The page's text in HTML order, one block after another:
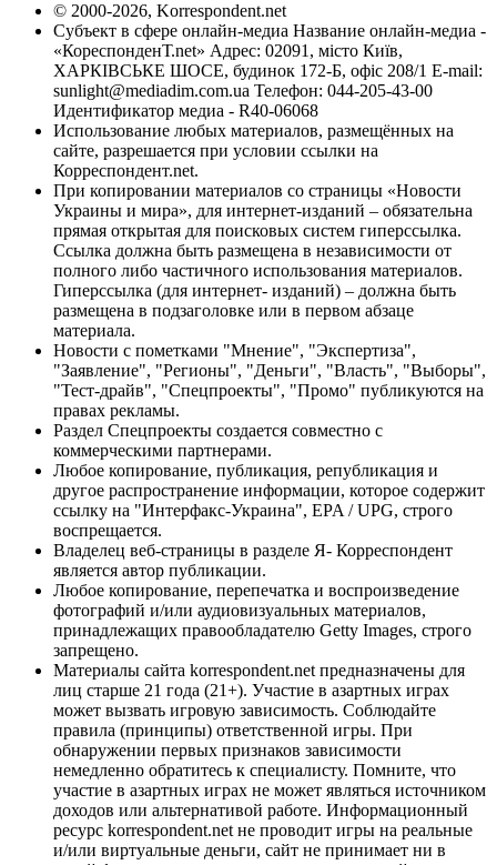
© 2000-2026, Korrespondent.net
Субъект в сфере онлайн-медиа Название онлайн-медиа -
«КореспонденТ.net» Адрес: 02091, місто Київ,
ХАРКІВСЬКЕ ШОСЕ, будинок 172-Б, офіс 208/1 E-mail:
sunlight@mediadim.com.ua Телефон: 044-205-43-00
Идентификатор медиа - R40-06068
Использование любых материалов, размещённых на
сайте, разрешается при условии ссылки на
Корреспондент.net.
При копировании материалов со страницы «Новости
Украины и мира», для интернет-изданий – обязательна
прямая открытая для поисковых систем гиперссылка.
Ссылка должна быть размещена в независимости от
полного либо частичного использования материалов.
Гиперссылка (для интернет- изданий) – должна быть
размещена в подзаголовке или в первом абзаце
материала.
Новости с пометками "Мнение", "Экспертиза",
"Заявление", "Регионы", "Деньги", "Власть", "Выборы",
"Тест-драйв", "Спецпроекты", "Промо" публикуются на
правах рекламы.
Раздел Спецпроекты создается совместно с
коммерческими партнерами.
Любое копирование, публикация, републикация и
другое распространение информации, которое содержит
ссылку на "Интерфакс-Украина", EPA / UPG, строго
воспрещается.
Владелец веб-страницы в разделе Я- Корреспондент
является автор публикации.
Любое копирование, перепечатка и воспроизведение
фотографий и/или аудиовизуальных материалов,
принадлежащих правообладателю Getty Images, строго
запрещено.
Материалы сайта korrespondent.net предназначены для
лиц старше 21 года (21+). Участие в азартных играх
может вызвать игровую зависимость. Соблюдайте
правила (принципы) ответственной игры. При
обнаружении первых признаков зависимости
немедленно обратитесь к специалисту. Помните, что
участие в азартных играх не может являться источником
доходов или альтернативой работе. Информационный
ресурс korrespondent.net не проводит игры на реальные
и/или виртуальные деньги, сайт не принимает ни в